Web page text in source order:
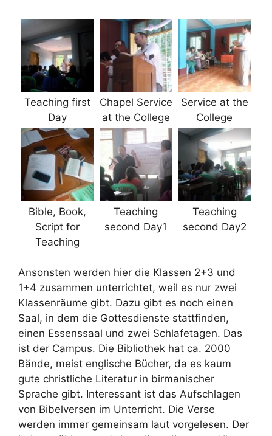
Teaching first
Day
Chapel Service
at the College
Service at the
College
Bible, Book,
Script for
Teaching
Teaching
second Day1
Teaching
second Day2
Ansonsten werden hier die Klassen 2+3 und
1+4 zusammen unterrichtet, weil es nur zwei
Klassenräume gibt. Dazu gibt es noch einen
Saal, in dem die Gottesdienste stattfinden,
einen Essenssaal und zwei Schlafetagen. Das
ist der Campus. Die Bibliothek hat ca. 2000
Bände, meist englische Bücher, da es kaum
gute christliche Literatur in birmanischer
Sprache gibt. Interessant ist das Aufschlagen
von Bibelversen im Unterricht. Die Verse
werden immer gemeinsam laut vorgelesen. Der